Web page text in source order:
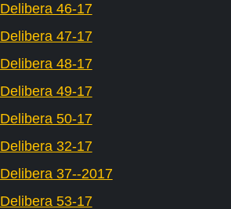
Delibera 46-17
Delibera 47-17
Delibera 48-17
Delibera 49-17
Delibera 50-17
Delibera 32-17
Delibera 37--2017
Delibera 53-17